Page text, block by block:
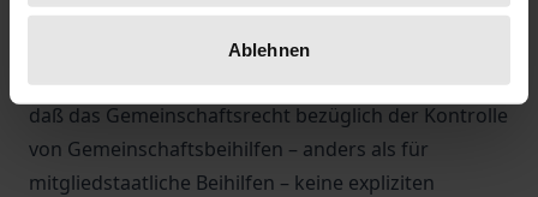
Ablehnen
anhand wettbewerbsrechtlicher Maßstäbe des
Gemeinschaftsrechts notwendig ist und
durchgeführt wird. Dabei stellt sich das Problem,
daß das Gemeinschaftsrecht bezüglich der Kontrolle
von Gemeinschaftsbeihilfen – anders als für
mitgliedstaatliche Beihilfen – keine expliziten